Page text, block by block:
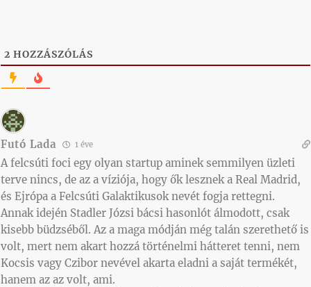
2 HOZZÁSZÓLÁS
Futó Lada 1 éve
A felcsúti foci egy olyan startup aminek semmilyen üzleti
terve nincs, de az a víziója, hogy ők lesznek a Real Madrid,
és Ejrópa a Felcsúti Galaktikusok nevét fogja rettegni.
Annak idején Stadler Józsi bácsi hasonlót álmodott, csak
kisebb büdzséből. Az a maga módján még talán szerethető is
volt, mert nem akart hozzá történelmi hátteret tenni, nem
Kocsis vagy Czibor nevével akarta eladni a saját termékét,
hanem az az volt, ami.